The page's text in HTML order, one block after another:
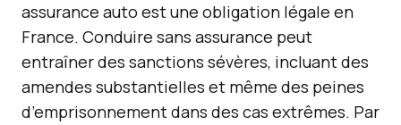
assurance auto est une obligation légale en
France. Conduire sans assurance peut
entraîner des sanctions sévères, incluant des
amendes substantielles et même des peines
d’emprisonnement dans des cas extrêmes. Par